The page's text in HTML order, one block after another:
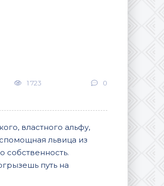
1 723 0
властного альфу,
львица из
собственность.
путь на